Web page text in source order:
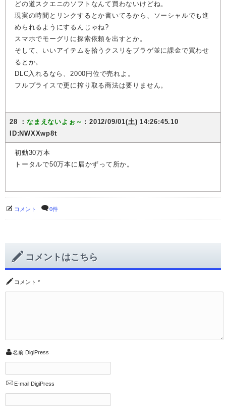
どの道スクエニのソフトなんて買わないけどね。
現実の時間とリンクするとか書いてるから、ソーシャルでも進
められるようにするんじゃね?
スマホでモーグリに探索依頼を出すとか。
そして、いいアイテムを拾うクスリをブラゲ並に課金で買わせ
るとか。
DLC入れるなら、2000円位で売れよ。
フルプライスで更に搾り取る商法は要りません。
28 ：なまえないよぉ～ ：2012/09/01(土) 14:26:45.10
ID:NWXXwp8t
初動30万本
トータルで50万本に届かずって所か。
コメント 0件
コメントはこちら
コメント *
名前 DigiPress
E-mail DigiPress